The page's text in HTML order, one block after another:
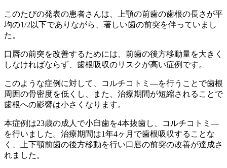
このたびの発表の患者さんは、上顎の前歯の歯根の長さが平
均の1/2以下でありながら、著しい歯の前突を伴っていまし
た。
口唇の前突を改善するためには、前歯の後方移動量を大きく
しなければならず、歯根吸収のリスクが高い症例です。
このような症例に対して、コルチコトミ―を行うことで歯根
周囲の骨密度を低くし、また、治療期間が短縮されることで
歯根への影響は小さくなります。
本症例は23歳の成人で小臼歯を4本抜歯し、コルチコトミ―
を行いました。治療期間は1年4ヶ月で歯根吸収することな
く、上下顎前歯の後方移動を行い口唇の前突の改善が達成さ
れました。